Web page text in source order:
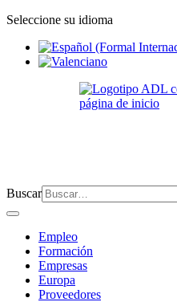
Seleccione su idioma
Buscar
Empleo
Formación
Empresas
Europa
Proveedores